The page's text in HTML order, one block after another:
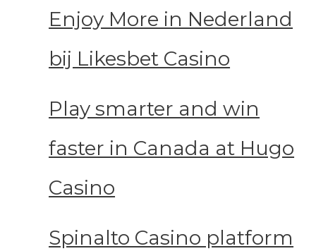
Enjoy More in Nederland
bij Likesbet Casino
Play smarter and win
faster in Canada at Hugo
Casino
Spinalto Casino platform